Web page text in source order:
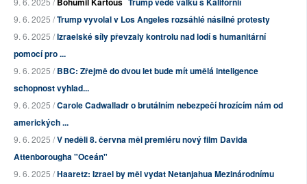
9. 6. 2025 /Trump vyvolal v Los Angeles rozsáhlé násilné protesty
9. 6. 2025 /Izraelské síly převzaly kontrolu nad lodí s humanitární
pomocí pro ...
9. 6. 2025 /BBC: Zřejmě do dvou let bude mít umělá inteligence
schopnost vyhlad...
9. 6. 2025 /Carole Cadwalladr o brutálním nebezpečí hrozícím nám od
amerických ...
9. 6. 2025 /V neděli 8. června měl premiéru nový film Davida
Attenborougha "Oceán"
9. 6. 2025 /Haaretz: Izrael by měl vydat Netanjahua Mezinárodnímu